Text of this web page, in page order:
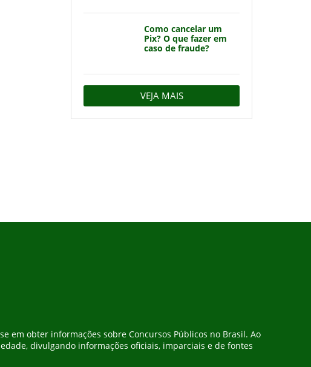
Como cancelar um
Pix? O que fazer em
caso de fraude?
VEJA MAIS
em obter informações sobre Concursos Públicos no Brasil. Ao
divulgando informações oficiais, imparciais e de fontes